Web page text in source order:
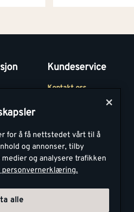
Kundeservice
Kontakt oss
Medlemsavtaler
Montér Bedrift
for å få nettstedet vårt til å
og annonser, tilby
og analysere trafikken
personvernerklæring.
alle